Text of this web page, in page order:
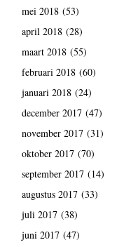
mei 2018(53)
april 2018(28)
maart 2018(55)
februari 2018(60)
januari 2018(24)
december 2017(47)
november 2017(31)
oktober 2017(70)
september 2017(14)
augustus 2017(33)
juli 2017(38)
juni 2017(47)